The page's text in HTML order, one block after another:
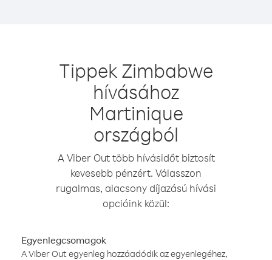
Tippek Zimbabwe
hívásához
Martinique
országból
A Viber Out több hívásidőt biztosít
kevesebb pénzért. Válasszon
rugalmas, alacsony díjazású hívási
opcióink közül:
Egyenlegcsomagok
A Viber Out egyenleg hozzáadódik az egyenlegéhez,